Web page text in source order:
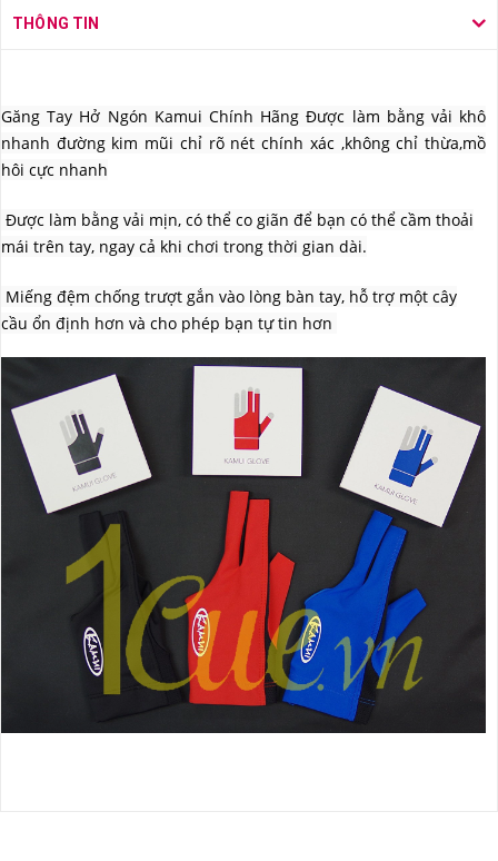
THÔNG TIN
Găng Tay Hở Ngón Kamui Chính Hãng Được làm bằng vải khô
nhanh đường kim mũi chỉ rõ nét chính xác ,không chỉ thừa,mồ
hôi cực nhanh
Được làm bằng vải mịn, có thể co giãn để bạn có thể cầm thoải
mái trên tay, ngay cả khi chơi trong thời gian dài.
Miếng đệm chống trượt gắn vào lòng bàn tay, hỗ trợ một cây
cầu ổn định hơn và cho phép bạn tự tin hơn